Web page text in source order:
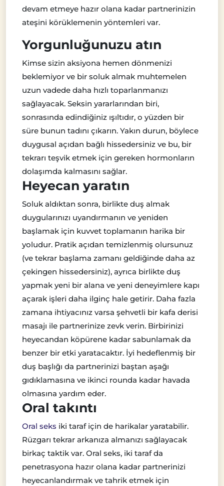
devam etmeye hazır olana kadar partnerinizin
ateşini körüklemenin yöntemleri var.
Yorgunluğunuzu atın
Kimse sizin aksiyona hemen dönmenizi
beklemiyor ve bir soluk almak muhtemelen
uzun vadede daha hızlı toparlanmanızı
sağlayacak. Seksin yararlarından biri,
sonrasında edindiğiniz ışıltıdır, o yüzden bir
süre bunun tadını çıkarın. Yakın durun, böylece
duygusal açıdan bağlı hissedersiniz ve bu, bir
tekrarı teşvik etmek için gereken hormonların
dolaşımda kalmasını sağlar.
Heyecan yaratın
Soluk aldıktan sonra, birlikte duş almak
duygularınızı uyandırmanın ve yeniden
başlamak için kuvvet toplamanın harika bir
yoludur. Pratik açıdan temizlenmiş olursunuz
(ve tekrar başlama zamanı geldiğinde daha az
çekingen hissedersiniz), ayrıca birlikte duş
yapmak yeni bir alana ve yeni deneyimlere kapı
açarak işleri daha ilginç hale getirir. Daha fazla
zamana ihtiyacınız varsa şehvetli bir kafa derisi
masajı ile partnerinize zevk verin. Birbirinizi
heyecandan köpürene kadar sabunlamak da
benzer bir etki yaratacaktır. İyi hedeflenmiş bir
duş başlığı da partnerinizi baştan aşağı
gıdıklamasına ve ikinci rounda kadar havada
olmasına yardım eder.
Oral takıntı
Oral seks iki taraf için de harikalar yaratabilir.
Rüzgarı tekrar arkanıza almanızı sağlayacak
birkaç taktik var. Oral seks, iki taraf da
penetrasyona hazır olana kadar partnerinizi
heyecanlandırmak ve tahrik etmek için